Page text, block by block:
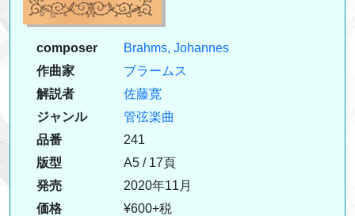
composer
Brahms, Johannes
作曲家
ブラームス
解説者
佐藤寛
ジャンル
管弦楽曲
品番
241
版型
A5 / 17頁
発売
2020年11月
価格
¥600+税